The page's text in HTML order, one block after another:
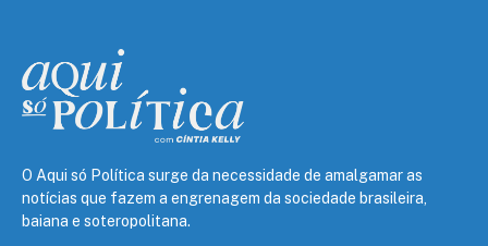
O Aqui só Política surge da necessidade de amalgamar as
notícias que fazem a engrenagem da sociedade brasileira,
baiana e soteropolitana.